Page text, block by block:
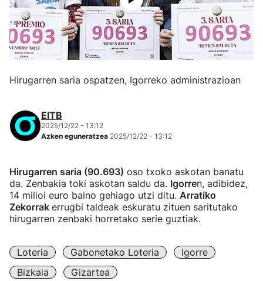
Hirugarren saria ospatzen, Igorreko administrazioan
EITB
2025/12/22 - 13:12
Azken eguneratzea 2025/12/22 - 13:12
Hirugarren saria (90.693) oso txoko askotan banatu
da. Zenbakia toki askotan saldu da. Igorren, adibidez,
14 milioi euro baino gehiago utzi ditu. Arratiko
Zekorrak errugbi taldeak eskuratu zituen saritutako
hirugarren zenbaki horretako serie guztiak.
Loteria Gabonetako Loteria
Igorre
Bizkaia
Gizartea